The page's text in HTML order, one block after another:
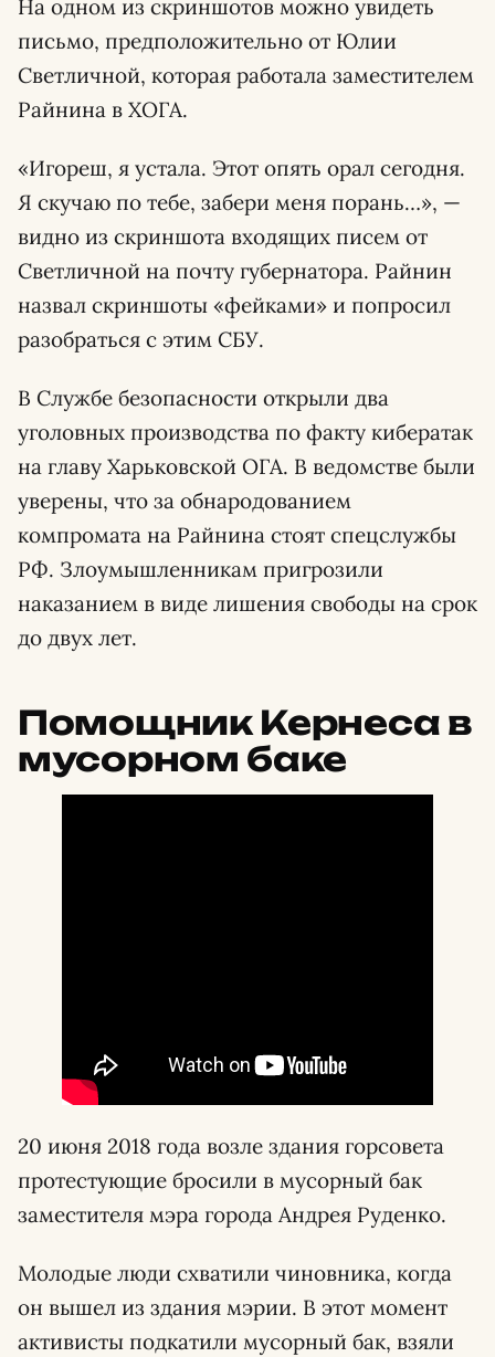
На одном из скриншотов можно увидеть
письмо, предположительно от Юлии
Светличной, которая работала заместителем
Райнина в ХОГА.
«Игореш, я устала. Этот опять орал сегодня.
Я скучаю по тебе, забери меня порань…», —
видно из скриншота входящих писем от
Светличной на почту губернатора. Райнин
назвал скриншоты «фейками» и попросил
разобраться с этим СБУ.
В Службе безопасности открыли два
уголовных производства по факту кибератак
на главу Харьковской ОГА. В ведомстве были
уверены, что за обнародованием
компромата на Райнина стоят спецслужбы
РФ. Злоумышленникам пригрозили
наказанием в виде лишения свободы на срок
до двух лет.
Помощник Кернеса в
мусорном баке
20 июня 2018 года возле здания горсовета
протестующие бросили в мусорный бак
заместителя мэра города Андрея Руденко.
Молодые люди схватили чиновника, когда
он вышел из здания мэрии. В этот момент
активисты подкатили мусорный бак, взяли